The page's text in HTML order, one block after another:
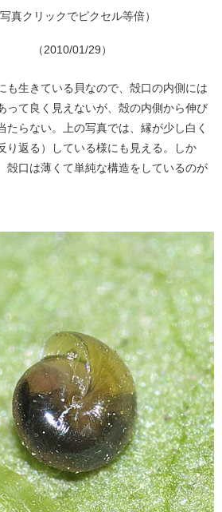
写真クリックでピクセル等倍）
（2010/01/29）
生きている貝なので、殻口の内側には
って良く見えないが、殻の内側から伸び
たらない。上の写真では、縁が少し白く
り返る）している様にも見える。しか
殻口は薄くて単純な構造をしているのが